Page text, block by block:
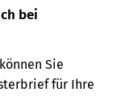
bei
Sie
für Ihre